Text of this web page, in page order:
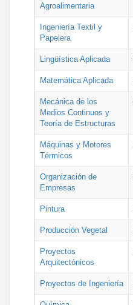
Agroalimentaria
Ingeniería Textil y
Papelera
Lingüística Aplicada
Matemática Aplicada
Mecánica de los
Medios Continuos y
Teoría de Estructuras
Máquinas y Motores
Térmicos
Organización de
Empresas
Pintura
Producción Vegetal
Proyectos
Arquitectónicos
Proyectos de Ingeniería